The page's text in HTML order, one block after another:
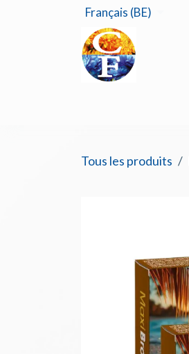
Se rendre au contenu
Français (BE)
Tous les produits